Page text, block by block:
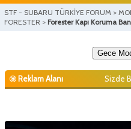
STF - SUBARU TÜRKİYE FORUM >
FORESTER > Forester Kapı Koruma
Gece
Reklam Alanı Sizde